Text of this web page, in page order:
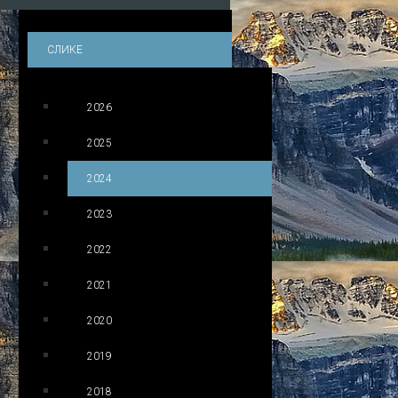
СЛИКЕ
2026
2025
2024
2023
2022
2021
2020
2019
2018